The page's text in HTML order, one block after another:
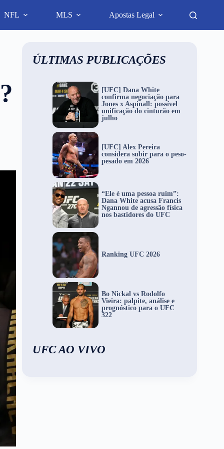
NFL MLS Apostas Legal
ÚLTIMAS PUBLICAÇÕES
[UFC] Dana White
confirma negociação para
Jones x Aspinall: possível
unificação do cinturão em
julho
[UFC] Alex Pereira
considera subir para o peso-
pesado em 2026
“Ele é uma pessoa ruim”:
Dana White acusa Francis
Ngannou de agressão física
nos bastidores do UFC
Ranking UFC 2026
Bo Nickal vs Rodolfo
Vieira: palpite, análise e
prognóstico para o UFC
322
UFC AO VIVO